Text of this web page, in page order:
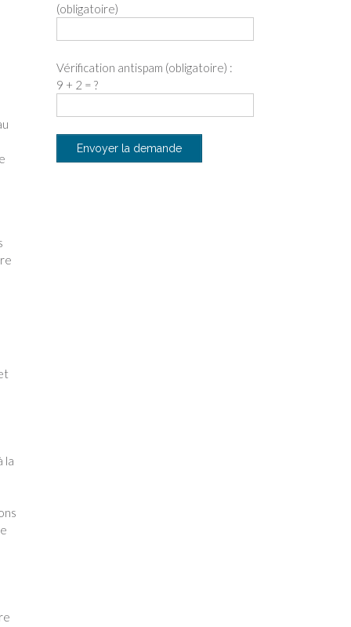
la
(obligatoire)
Vérification antispam (obligatoire) :
9 + 2 = ?